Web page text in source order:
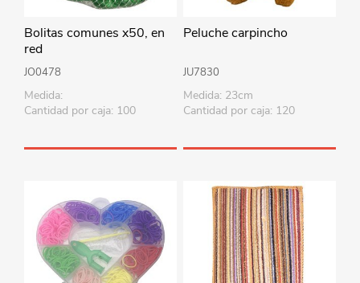
Bolitas comunes x50, en
red
JO0478
Medida:
Cantidad por caja: 100
Peluche carpincho
JU7830
Medida: 23cm
Cantidad por caja: 120